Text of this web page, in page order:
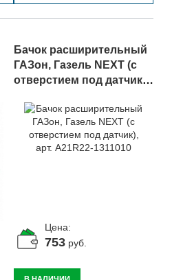
Бачок расширительный
ГАЗон, Газель NEXT (с
отверстием под датчик),
Цена:
753 руб.